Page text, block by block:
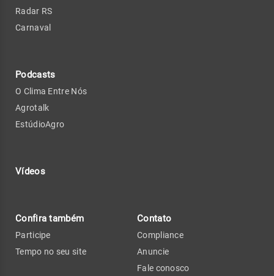
Radar RS
Carnaval
Podcasts
O Clima Entre Nós
Agrotalk
EstúdioAgro
Vídeos
Confira também
Participe
Tempo no seu site
Contato
Compliance
Anuncie
Fale conosco